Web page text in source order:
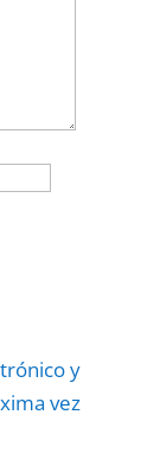
y
vez